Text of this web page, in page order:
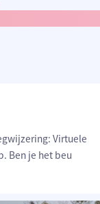
Virtuele
Ben je het beu